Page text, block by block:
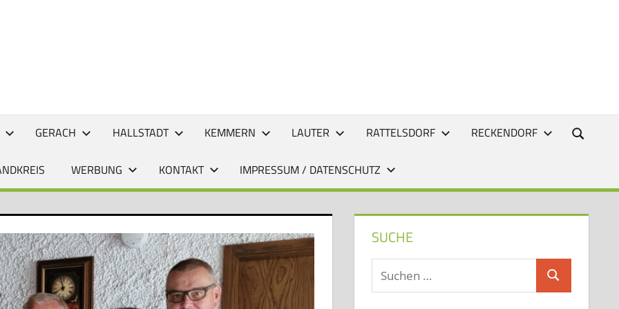
GERACH HALLSTADT KEMMERN LAUTER RATTELSDORF RECKENDORF
WERBUNG KONTAKT IMPRESSUM / DATENSCHUTZ
SUCHE
Suchen
nach:
Suchen